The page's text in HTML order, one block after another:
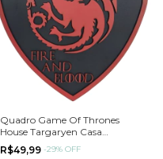
Quadro Game Of Thrones
House Targaryen Casa
Targaryen Em Mdf
R$49,99 -29% OFF